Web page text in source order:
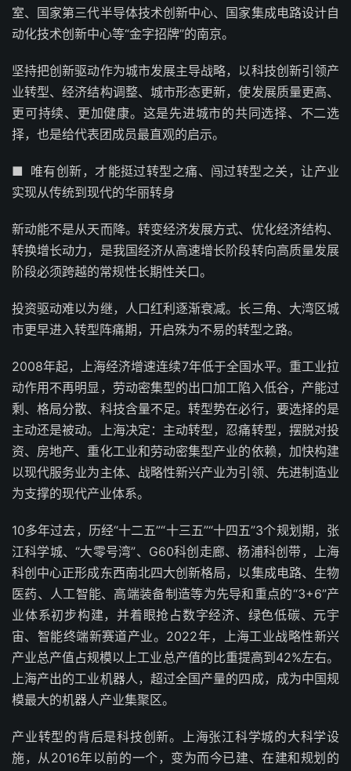
室、国家第三代半导体技术创新中心、国家集成电路设计自
动化技术创新中心等“金字招牌”的南京。
坚持把创新驱动作为城市发展主导战略，以科技创新引领产
业转型、经济结构调整、城市形态更新，使发展质量更高、
更可持续、更加健康。这是先进城市的共同选择、不二选
择，也是给代表团成员最直观的启示。
■ 唯有创新，才能挺过转型之痛、闯过转型之关，让产业
实现从传统到现代的华丽转身
新动能不是从天而降。转变经济发展方式、优化经济结构、
转换增长动力，是我国经济从高速增长阶段转向高质量发展
阶段必须跨越的常规性长期性关口。
投资驱动难以为继，人口红利逐渐衰减。长三角、大湾区城
市更早进入转型阵痛期，开启殊为不易的转型之路。
2008年起，上海经济增速连续7年低于全国水平。重工业拉
动作用不再明显，劳动密集型的出口加工陷入低谷，产能过
剩、格局分散、科技含量不足。转型势在必行，要选择的是
主动还是被动。上海决定：主动转型，忍痛转型，摆脱对投
资、房地产、重化工业和劳动密集型产业的依赖，加快构建
以现代服务业为主体、战略性新兴产业为引领、先进制造业
为支撑的现代产业体系。
10多年过去，历经“十二五”“十三五”“十四五”3个规划期，张
江科学城、“大零号湾”、G60科创走廊、杨浦科创带，上海
科创中心正形成东西南北四大创新格局，以集成电路、生物
医药、人工智能、高端装备制造等为先导和重点的“3+6”产
业体系初步构建，并着眼抢占数字经济、绿色低碳、元宇
宙、智能终端新赛道产业。2022年，上海工业战略性新兴
产业总产值占规模以上工业总产值的比重提高到42%左右。
上海产出的工业机器人，超过全国产量的四成，成为中国规
模最大的机器人产业集聚区。
产业转型的背后是科技创新。上海张江科学城的大科学设
施，从2016年以前的一个，变为而今已建、在建和规划的